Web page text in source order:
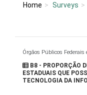
Home Surveys
Órgãos Públicos Federais
B8 - PROPORÇÃO
ESTADUAIS QUE
TECNOLOGIA DA